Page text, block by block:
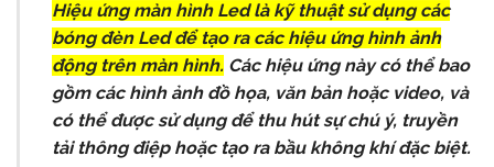
Hiệu ứng màn hình Led là kỹ thuật sử dụng các
bóng đèn Led để tạo ra các hiệu ứng hình ảnh
động trên màn hình. Các hiệu ứng này có thể bao
gồm các hình ảnh đồ họa, văn bản hoặc video, và
có thể được sử dụng để thu hút sự chú ý, truyền
tải thông điệp hoặc tạo ra bầu không khí đặc biệt.